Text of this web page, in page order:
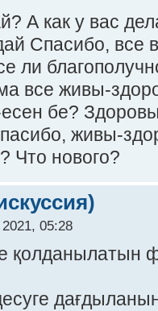
А как у вас
Спасибо, все
ли
все живы-
бе?
живы-
Что нового?
05:28
қолданылатын